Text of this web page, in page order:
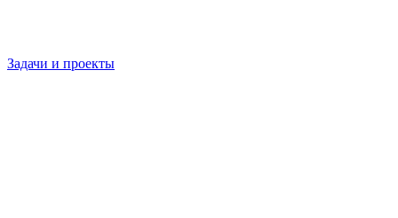
Задачи и проекты